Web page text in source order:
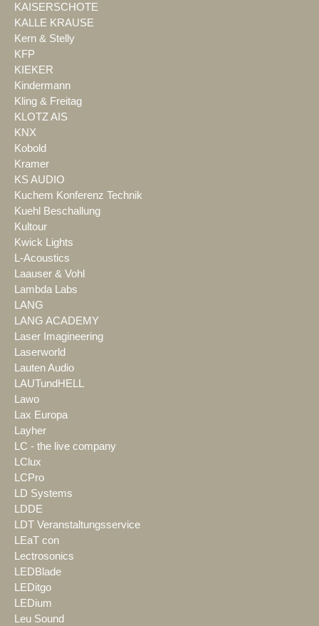
KAISERSCHOTE
KALLE KRAUSE
Kern & Stelly
KFP
KIEKER
Kindermann
Kling & Freitag
KLOTZ AIS
KNX
Kobold
Kramer
KS AUDIO
Kuchem Konferenz Technik
Kuehl Beschallung
Kultour
Kwick Lights
L-Acoustics
Laauser & Vohl
Lambda Labs
LANG
LANG ACADEMY
Laser Imagineering
Laserworld
Lauten Audio
LAUTundHELL
Lawo
Lax Europa
Layher
LC - the live company
LClux
LCPro
LD Systems
LDDE
LDT Veranstaltungsservice
LEaT con
Lectrosonics
LEDBlade
LEDitgo
LEDium
Leu Sound